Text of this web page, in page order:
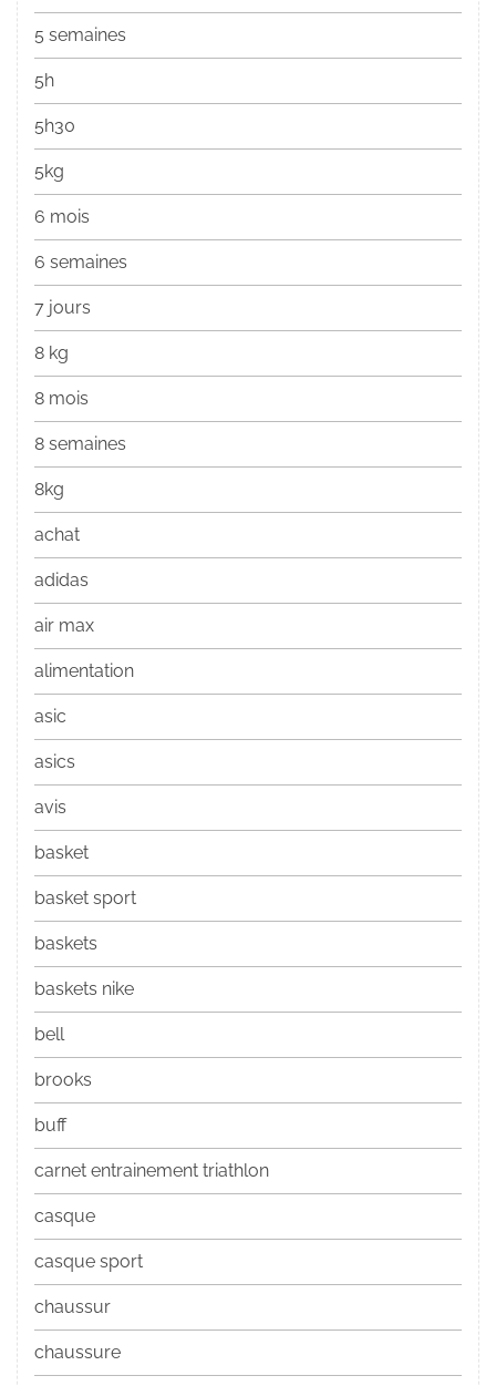
5 semaines
5h
5h30
5kg
6 mois
6 semaines
7 jours
8 kg
8 mois
8 semaines
8kg
achat
adidas
air max
alimentation
asic
asics
avis
basket
basket sport
baskets
baskets nike
bell
brooks
buff
carnet entrainement triathlon
casque
casque sport
chaussur
chaussure